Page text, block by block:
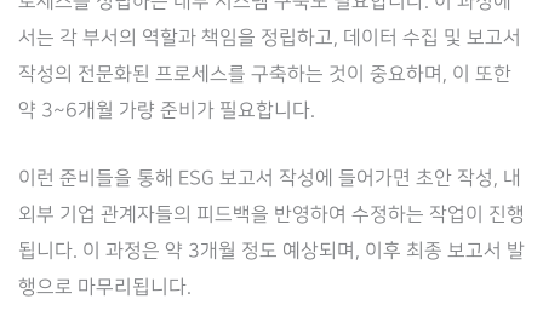
서는 각 부서의 역할과 책임을 정립하고, 데이터 수집 및 보고서
작성의 전문화된 프로세스를 구축하는 것이 중요하며, 이 또한
약 3~6개월 가량 준비가 필요합니다.
이런 준비들을 통해 ESG 보고서 작성에 들어가면 초안 작성, 내
외부 기업 관계자들의 피드백을 반영하여 수정하는 작업이 진행
됩니다. 이 과정은 약 3개월 정도 예상되며, 이후 최종 보고서 발
행으로 마무리됩니다.